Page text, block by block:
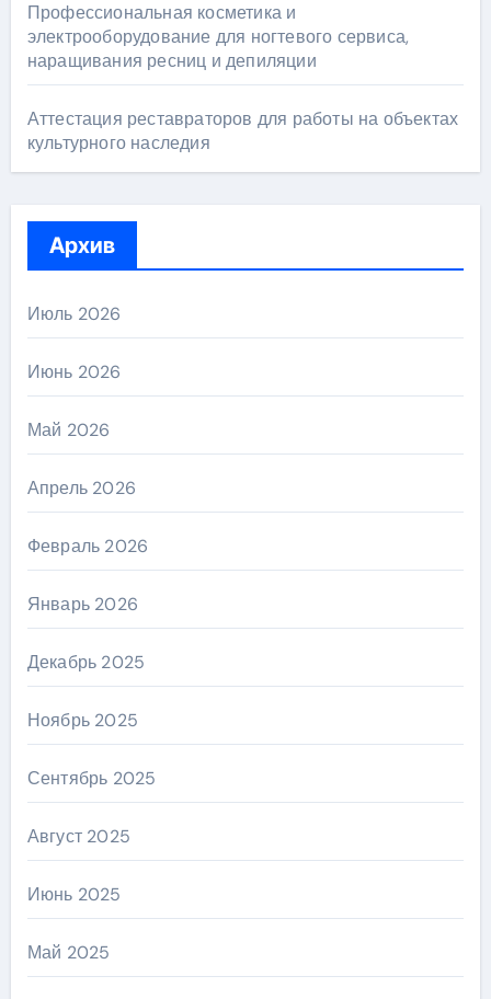
Профессиональная косметика и
электрооборудование для ногтевого сервиса,
наращивания ресниц и депиляции
Аттестация реставраторов для работы на объектах
культурного наследия
Архив
Июль 2026
Июнь 2026
Май 2026
Апрель 2026
Февраль 2026
Январь 2026
Декабрь 2025
Ноябрь 2025
Сентябрь 2025
Август 2025
Июнь 2025
Май 2025